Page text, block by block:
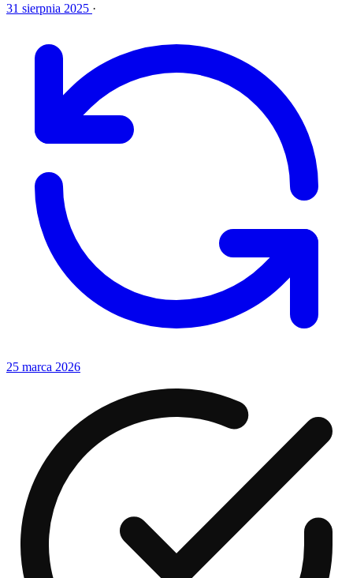
31 sierpnia 2025 ·
25 marca 2026